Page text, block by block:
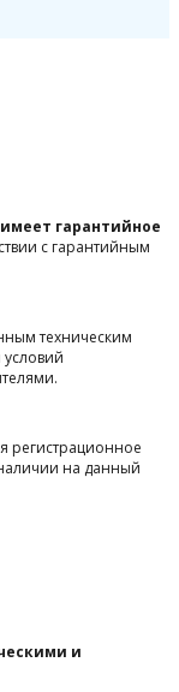
имеет гарантийное
с гарантийным
техническим
регистрационное
на данный
и